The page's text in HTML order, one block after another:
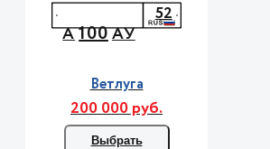
А100АУ
52
Ветлуга
200 000 руб.
Выбрать